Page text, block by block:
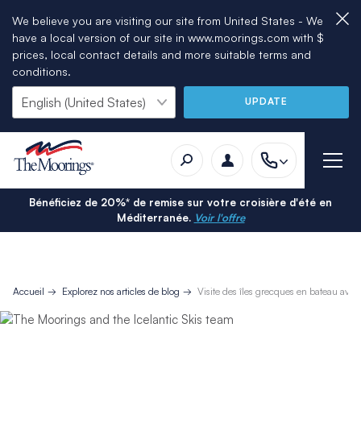
We believe you are visiting our site from United States - We
have a local version of our site in www.moorings.com with $
prices, local contact details and more suitable terms and
conditions.
UPDATE
Bénéficiez de 20%* de remise sur votre croisière d'été en
Méditerranée. Voir l'offre
Accueil Explorez nos articles de blog Visite des îles grecques en bateau